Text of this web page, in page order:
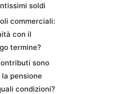
soldi
commerciali:
con il
termine?
sono
pensione
condizioni?